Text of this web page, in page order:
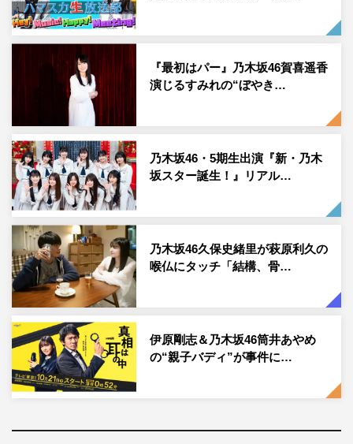
乃木坂46「真夏の全国ツアー 2021 FINAL！IN TOKYO
DOME 」に関するトークも。
久保の初出演、初主演映画「左様なら今晩は」（11月11
日（金）公開）にまつわるメールも募集予定。また番組
は、スマホやパソコンから「radiko」でも聴取可能で、タ
イムフリー機能では放送1週間後まで公開される。
番組情報
ニッポン放送
2022年11月9日（水）深夜1時～3時
パーソナリティ：久保史緒里
番組メールアドレス：nogizaka@allnightnippon.com
番組Twitter：@NOGI46ann
番組HP：https://www.allnightnippon.com/nogizaka46/
『最初はパー』乃木坂46賀喜遥香
演じるすみれの“ぼやき…
乃木坂46・5期生出演『新・乃木
坂スター誕生！』リアル…
乃木坂46久保史緒里が萩原利久の
喉仏にタッチ「結構、骨…
伊原剛志＆乃木坂46筒井あやめ
の“親子バディ”が事件に…